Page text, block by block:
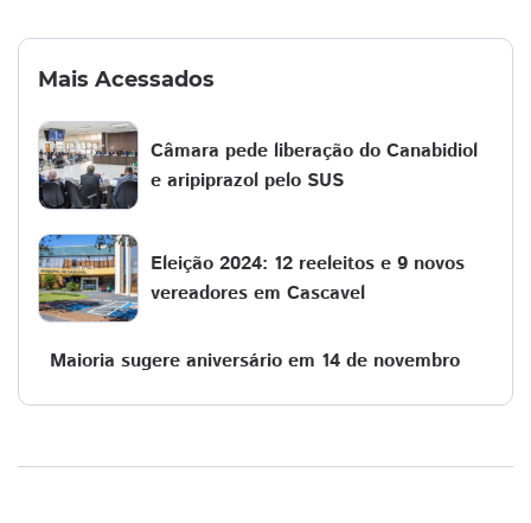
Mais Acessados
​​Câmara pede liberação do Canabidiol
e aripiprazol pelo SUS
Eleição 2024: 12 reeleitos e 9 novos
vereadores em Cascavel
Maioria sugere aniversário em 14 de novembro